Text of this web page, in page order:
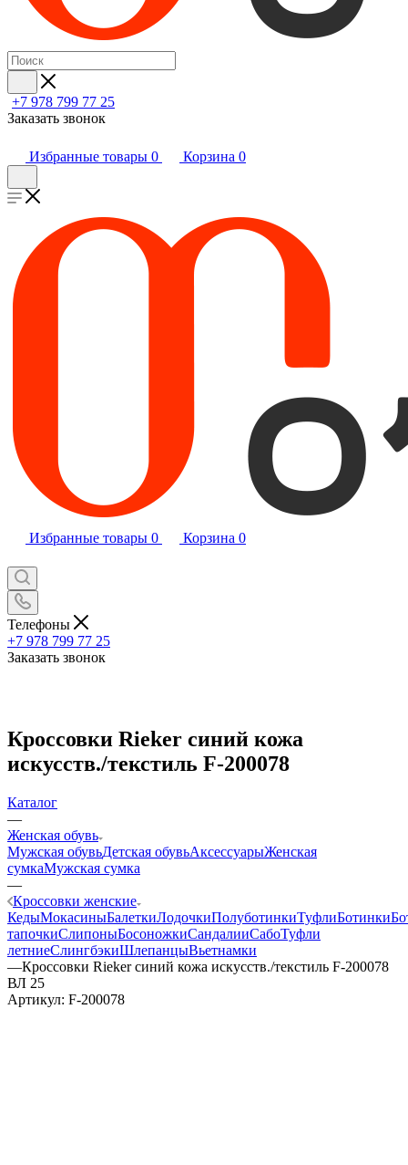
+7 978 799 77 25
Заказать звонок
Избранные товары 0 Корзина 0
Избранные товары 0 Корзина 0
Телефоны
+7 978 799 77 25
Заказать звонок
Кроссовки Rieker синий кожа
искусств./текстиль F-200078
Каталог
—
Женская обувь
Мужская обувьДетская обувьАксессуарыЖенская
сумкаМужская сумка
—
Кроссовки женские
КедыМокасиныБалеткиЛодочкиПолуботинкиТуфлиБотинки
тапочкиСлипоныБосоножкиСандалииСабоТуфли
летниеСлингбэкиШлепанцыВьетнамки
—Кроссовки Rieker синий кожа искусств./текстиль F-200078
ВЛ 25
Артикул: F-200078